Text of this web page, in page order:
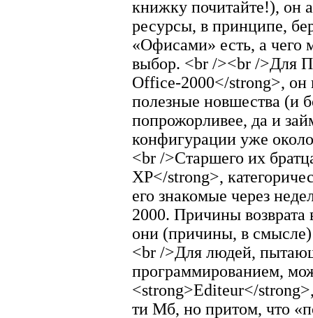
книжку почитайте!), он
ресурсы, в принципе,
«Офисами» есть, а чего
выбор. <br /><br />Для
Office-2000</strong>, он
полезные новшества (и
попрожорливее, да и
конфигурации уже
<br />Старшего их
ХР</strong>,
его знакомые через
2000. Причины возврата
они (причины, в
<br />Для людей,
программированием,
<strong>Editeur</
ти Мб, но притом, что